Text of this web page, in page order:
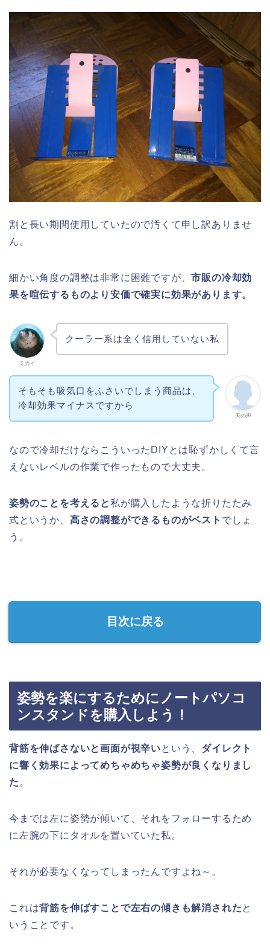
割と長い期間使用していたので汚くて申し訳ありませ
ん。
細かい角度の調整は非常に困難ですが、市販の冷却効
果を喧伝するものより安価で確実に効果があります。
ミカイ
クーラー系は全く信用していない私
天の声
そもそも吸気口をふさいでしまう商品は、
冷却効果マイナスですから
なので冷却だけならこういったDIYとは恥ずかしくて言
えないレベルの作業で作ったもので大丈夫。
姿勢のことを考えると私が購入したような折りたたみ
式というか、 高さの調整ができるものがベスト でしょ
う。
目次に戻る
姿勢を楽にするためにノートパソコ
ンスタンドを購入しよう！
背筋を伸ばさないと画面が視辛いという、 ダイレクト
に響く効果によってめちゃめちゃ姿勢が良くなりまし
た 。
今までは左に姿勢が傾いて、それをフォローするため
に左腕の下にタオルを置いていた私。
それが必要なくなってしまったんですよね～。
これは背筋を伸ばすことで左右の傾きも解消されたと
いうことです。